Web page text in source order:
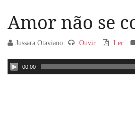
Amor não se
Jussara Otaviano Ouvir Ler
00:00